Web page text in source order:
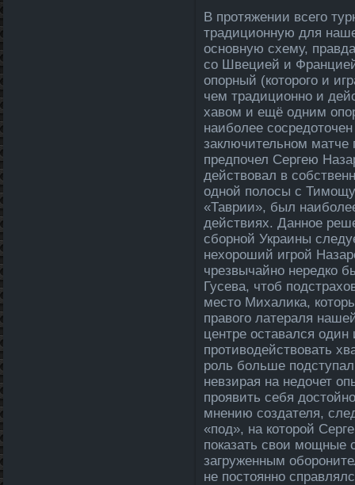
В протяжении всего
традиционную для
основную схему,
со Швецией и
опорный (которого и
чем традиционно и
хавом и ещё одним
наиболе­е
заключительном матче
предпочел Сергею
действовал в
одной полосы с
«Таврии», был
действиях. Данное
сборной Украины
нехороший игрой
чрезвычайно нередко
Гусева, чтоб
место Михалика,
правого латераля
центре оставался
противодействовать
роль больше
невзирая на недочет
проявить себя
мнению созда­теля,
«под», на которой
показать свои мощные
загруженным
не постоянно